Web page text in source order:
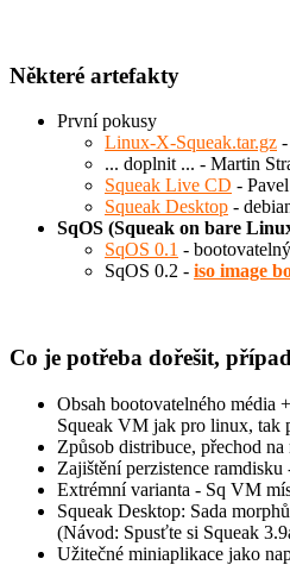
Některé artefakty
První pokusy
Linux-X-Squeak.tar.gz
... doplnit ... - Martin
Squeak Live CD -
Squeak Desktop -
SqOS (Squeak on bare
SqOS 0.1 -
SqOS 0.2 - iso image
Co je potřeba dořešit,
Obsah bootovatelného média
Squeak VM jak pro linux, tak
Způsob distribuce, přechod
Zajištění perzistence
Extrémní varianta - Sq VM
Squeak Desktop: Sada
(Návod: Spusťte si Squeak
Užitečné miniaplikace jako